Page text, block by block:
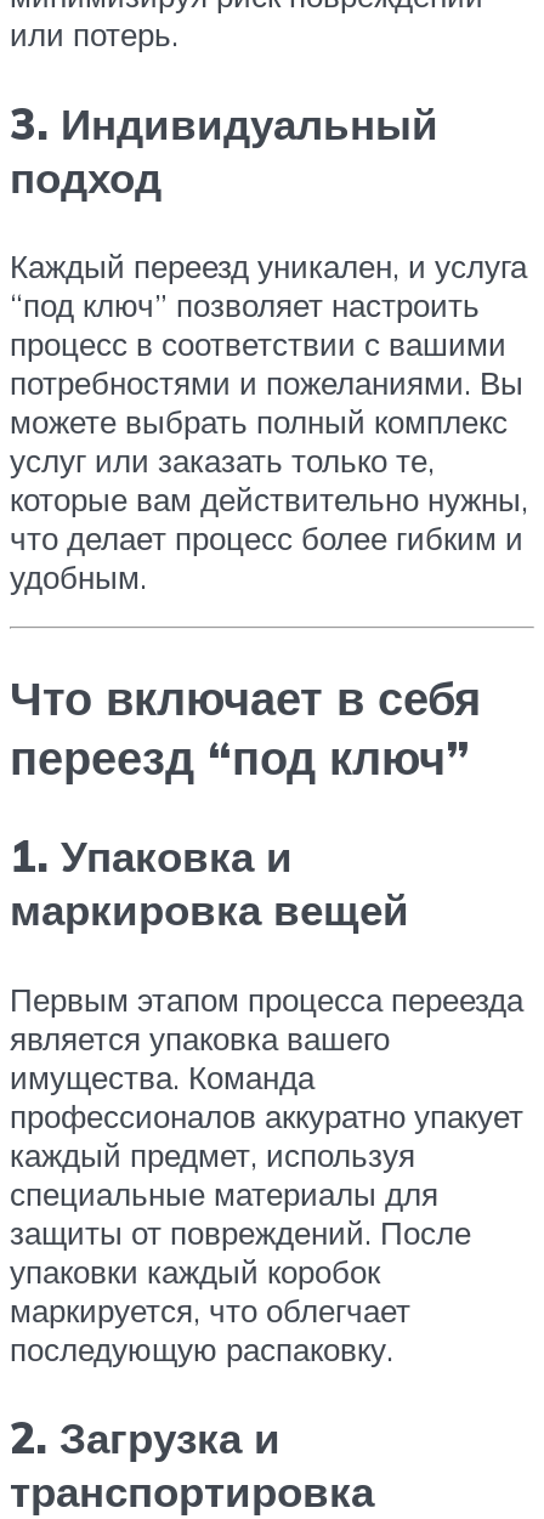
или потерь.
3. Индивидуальный
подход
Каждый переезд уникален, и услуга
“под ключ” позволяет настроить
процесс в соответствии с вашими
потребностями и пожеланиями. Вы
можете выбрать полный комплекс
услуг или заказать только те,
которые вам действительно нужны,
что делает процесс более гибким и
удобным.
Что включает в себя
переезд “под ключ”
1. Упаковка и
маркировка вещей
Первым этапом процесса переезда
является упаковка вашего
имущества. Команда
профессионалов аккуратно упакует
каждый предмет, используя
специальные материалы для
защиты от повреждений. После
упаковки каждый коробок
маркируется, что облегчает
последующую распаковку.
2. Загрузка и
транспортировка